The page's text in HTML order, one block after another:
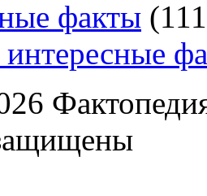
факты (111
интересные